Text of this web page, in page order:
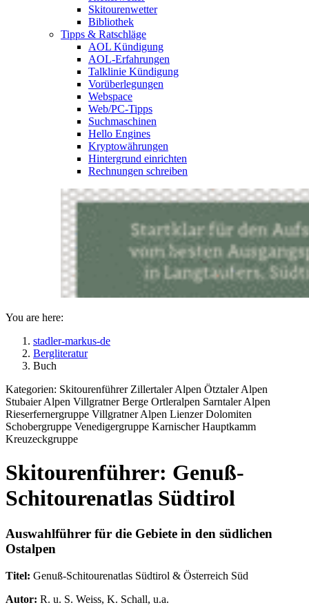
Skitourenwetter
Bibliothek
Tipps & Ratschläge
AOL Kündigung
AOL-Erfahrungen
Talklinie Kündigung
Vorüberlegungen
Webspace
Web/PC-Tipps
Suchmaschinen
Hello Engines
Kryptowährungen
Hintergrund einrichten
Rechnungen schreiben
You are here:
stadler-markus-de
Bergliteratur
Buch
Kategorien: Skitourenführer Zillertaler Alpen Ötztaler Alpen
Stubaier Alpen Villgratner Berge Ortleralpen Sarntaler Alpen
Rieserfernergruppe Villgratner Alpen Lienzer Dolomiten
Schobergruppe Venedigergruppe Karnischer Hauptkamm
Kreuzeckgruppe
Skitourenführer: Genuß-
Schitourenatlas Südtirol
Auswahlführer für die Gebiete in den südlichen
Ostalpen
Titel: Genuß-Schitourenatlas Südtirol & Österreich Süd
Autor: R. u. S. Weiss, K. Schall, u.a.